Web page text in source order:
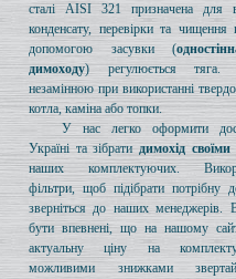
сталі AISI 321 призначена для
конденсату, перевірки та чищення
допомогою засувки (
димоходу) регулюється
незамінною при використанні
котла, каміна або топки.
У нас легко оформити
Україні та зібрати димохід
наших комплектуючих.
фільтри, щоб підібрати потрібну
зверніться до наших менеджерів.
бути впевнені, що на нашому
актуальну ціну на
можливими знижками